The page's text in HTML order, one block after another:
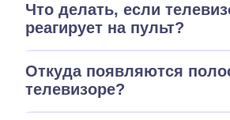
Что делать, если
реагирует на пульт?
Откуда появляются
телевизоре?